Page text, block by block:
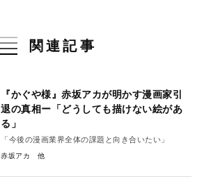
関連記事
『かぐや様』赤坂アカが明かす漫画家引
退の真相ー「どうしても描けない絵があ
る」
「今後の漫画業界全体の課題と向き合いたい」
赤坂アカ